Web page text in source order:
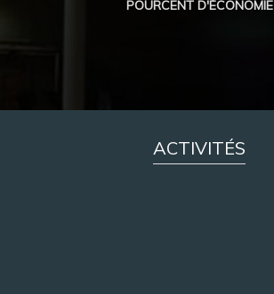
POURCENT D'ÉCONOMIE
ACTIVITÉS